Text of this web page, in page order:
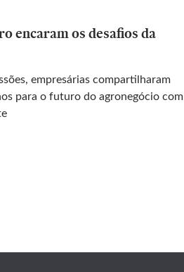
encaram os desafios da
empresárias compartilharam
para o futuro do agronegócio com